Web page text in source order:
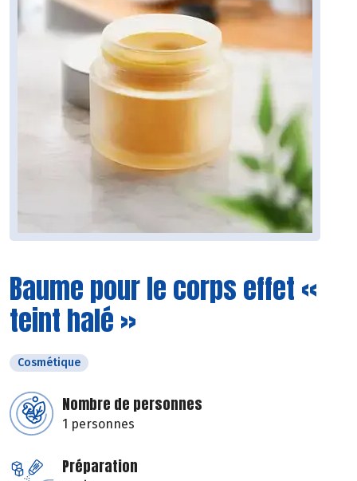
Baume pour le corps effet «
teint halé »
Cosmétique
Nombre de personnes
1 personnes
Préparation